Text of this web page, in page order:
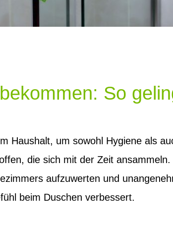
So
Haushalt, um sowohl Hygiene als
die sich mit der Zeit
aufzuwerten und
beim Duschen verbessert.